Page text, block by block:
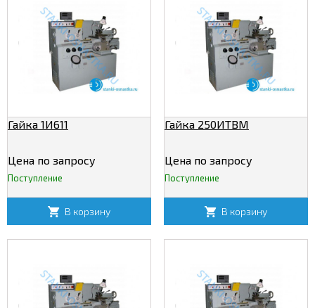
Гайка 1И611
Цена по запросу
Поступление
В корзину
Гайка 250ИТВМ
Цена по запросу
Поступление
В корзину